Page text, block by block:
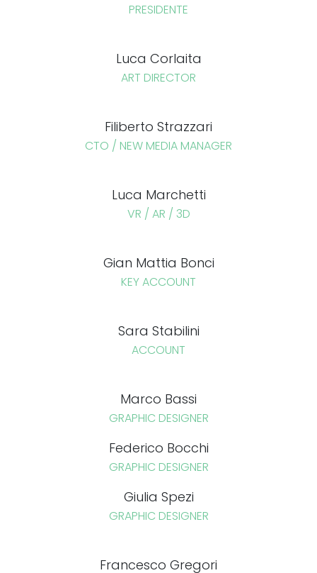
PRESIDENTE
Luca Corlaita
ART DIRECTOR
Filiberto Strazzari
CTO / NEW MEDIA MANAGER
Luca Marchetti
VR / AR / 3D
Gian Mattia Bonci
KEY ACCOUNT
Sara Stabilini
ACCOUNT
Marco Bassi
GRAPHIC DESIGNER
Federico Bocchi
GRAPHIC DESIGNER
Giulia Spezi
GRAPHIC DESIGNER
Francesco Gregori